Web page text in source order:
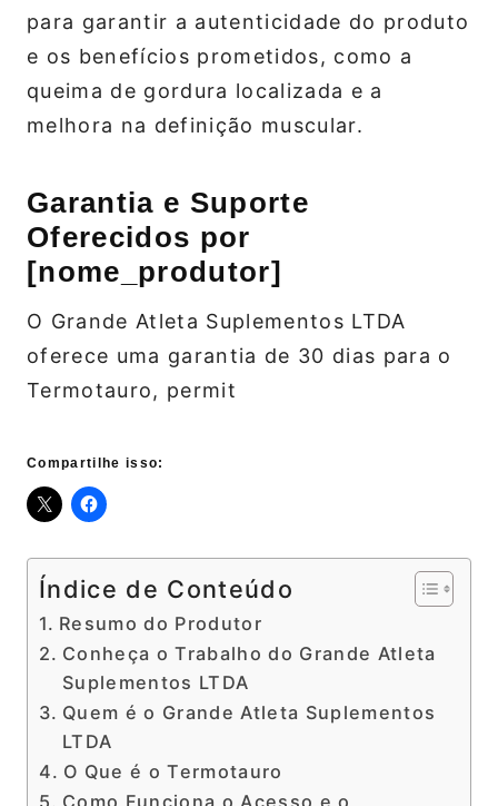
para garantir a autenticidade do produto
e os benefícios prometidos, como a
queima de gordura localizada e a
melhora na definição muscular.
Garantia e Suporte
Oferecidos por
[nome_produtor]
O Grande Atleta Suplementos LTDA
oferece uma garantia de 30 dias para o
Termotauro, permit
Compartilhe isso:
Índice de Conteúdo
Resumo do Produtor
Conheça o Trabalho do Grande Atleta
Suplementos LTDA
Quem é o Grande Atleta Suplementos
LTDA
O Que é o Termotauro
Como Funciona o Acesso e o